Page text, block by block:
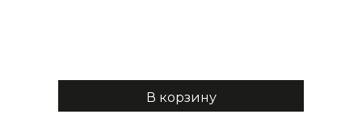
В корзину